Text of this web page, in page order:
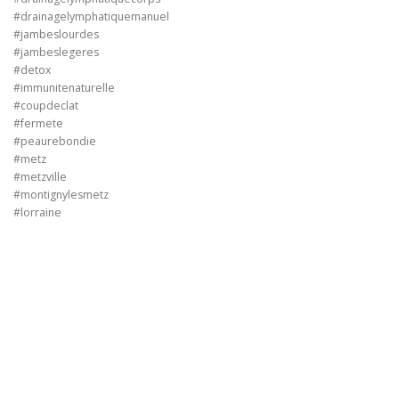
#drainagelymphatiquemanuel
#jambeslourdes
#jambeslegeres
#detox
#immunitenaturelle
#coupdeclat
#fermete
#peaurebondie
#metz
#metzville
#montignylesmetz
#lorraine